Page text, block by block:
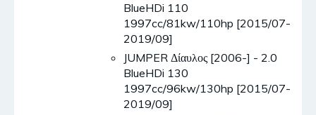
BlueHDi 110
1997cc/81kw/110hp [2015/07-
2019/09]
JUMPER Δίαυλος [2006-] - 2.0
BlueHDi 130
1997cc/96kw/130hp [2015/07-
2019/09]